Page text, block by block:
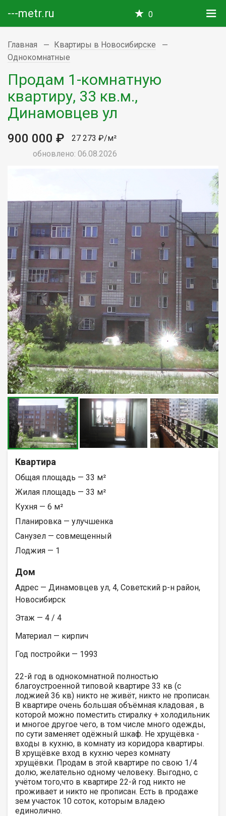
---metr.ru 0
Главная
Квартиры в Новосибирске
Однокомнатные
Продам 1-комнатную
квартиру, 33 кв.м.,
Динамовцев ул
900 000 ₽
27 273 ₽/м²
обновлено: 06.08.2026
Квартира
Общая площадь — 33 м²
Жилая площадь — 33 м²
Кухня — 6 м²
Планировка — улучшенка
Санузел — совмещенный
Лоджия — 1
Дом
Адрес — Динамовцев ул, 4, Советский р-н район,
Новосибирск
Этаж — 4 / 4
Материал — кирпич
Год постройки — 1993
22-й год в однокомнатной полностью
благоустроенной типовой квартире 33 кв (с
лоджией 36 кв) никто не живёт, никто не прописан.
В квартире очень большая объёмная кладовая , в
которой можно поместить стиралку + холодильник
и многое другое чего, в том числе много одежды,
по сути заменяет одёжный шкаф. Не хрущёвка -
входы в кухню, в комнату из коридора квартиры.
В хрущёвке вход в кухню через комнату
хрущёвки. Продам в этой квартире по свою 1/4
долю, желательно одному человеку. Выгодно, с
учётом того,что в квартире 22-й год никто не
проживает и никто не прописан. Есть в продаже
зем участок 10 соток, которым владею
единолично.